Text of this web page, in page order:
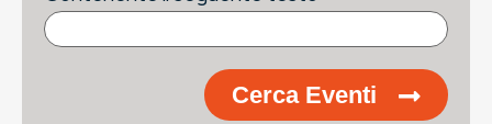
Cerca Eventi